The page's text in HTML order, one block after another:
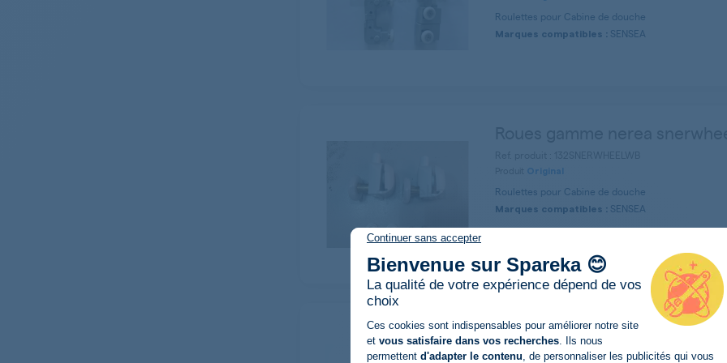
Continuer sans accepter
Bienvenue sur Spareka 😊
La qualité de votre expérience dépend de vos
choix
Plateforme de Gestion du
Ces cookies sont indispensables pour améliorer notre site
et vous satisfaire dans vos recherches. Ils nous
permettent d'adapter le contenu, de personnaliser les publicités qui vous
Roulettes pour Cabine de douche
Marques compatibles : SENSEA
Original
Roulettes pour Cabine de douche
Marques compatibles : SENSEA
Roues inférieures quad
Ref. produit : 032QUADBW